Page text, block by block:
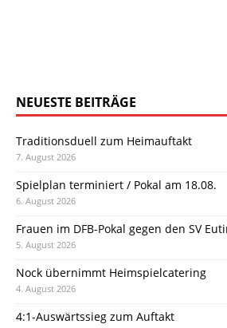
NEUESTE BEITRÄGE
Traditionsduell zum Heimauftakt
7. August 2026
Spielplan terminiert / Pokal am 18.08.
6. August 2026
Frauen im DFB-Pokal gegen den SV
5. August 2026
Nock übernimmt Heimspielcatering
4. August 2026
4:1-Auswärtssieg zum Auftakt